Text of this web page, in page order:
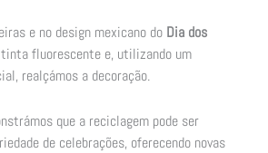
e no design mexicano do Dia dos
fluorescente e, utilizando um
realçámos a decoração.
que a reciclagem pode ser
de celebrações, oferecendo novas